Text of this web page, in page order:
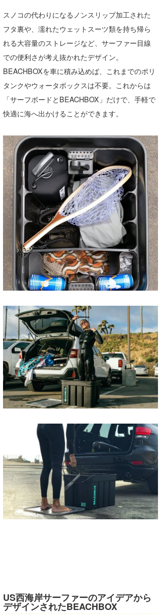
スノコの代わりになるノンスリップ加工された
フタ裏や、濡れたウェットスーツ類を持ち帰ら
れる大容量のストレージなど、サーファー目線
での便利さが考え抜かれたデザイン。
BEACHBOXを車に積み込めば、これまでのポリ
タンクやウォータボックスは不要。これからは
「サーフボードとBEACHBOX」だけで、手軽で
快適に海へ出かけることができます。
US西海岸サーファーのアイデアから
デザインされたBEACHBOX